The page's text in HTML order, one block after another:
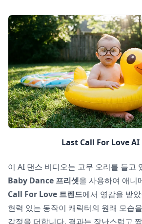
Last Call For Love AI
이 AI 댄스 비디오는 고무 오리를 들고
Baby Dance 프리셋을 사용하여 애니
Call For Love 트렌드에서 영감을 받
현력 있는 동작이 캐릭터의 원래 모습
감정을 더합니다. 결과는 장난스럽고